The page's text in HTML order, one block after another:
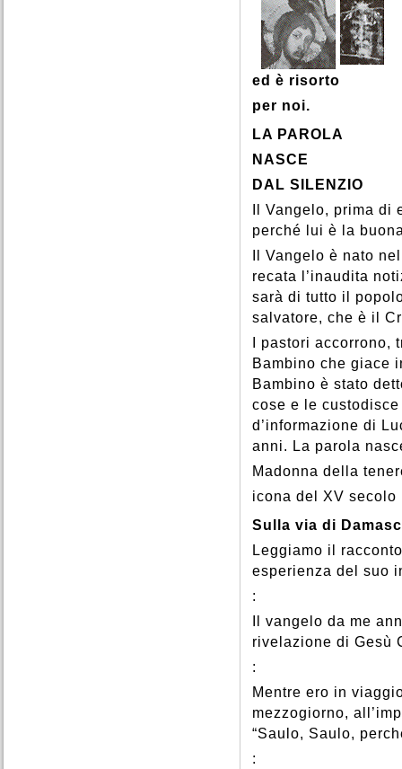
ed è risorto
per noi.
LA PAROLA
NASCE
DAL SILENZIO
Il Vangelo, prima
perché lui è la
Il Vangelo è nato
recata l’inaudita
sarà di tutto il
salvatore, che è il
I pastori accorrono,
Bambino che giace
Bambino è stato
cose e le
d’informazione di
anni. La parola
Madonna della
icona del XV secolo
Sulla via di
Leggiamo il
esperienza del suo
:
Il vangelo da me
rivelazione di Gesù
:
Mentre ero in
mezzogiorno,
“Saulo, Saulo,
: